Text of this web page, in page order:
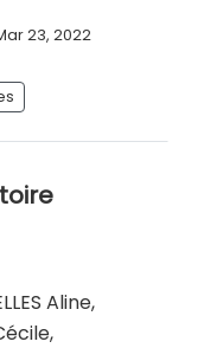
23, 2022
Aline,